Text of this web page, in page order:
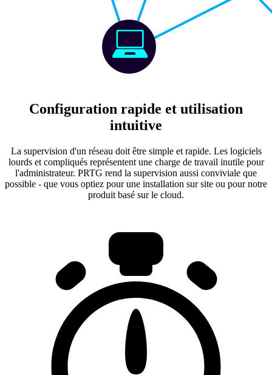
Configuration rapide et utilisation
intuitive
La supervision d'un réseau doit être simple et rapide. Les logiciels
lourds et compliqués représentent une charge de travail inutile pour
l'administrateur. PRTG rend la supervision aussi conviviale que
possible - que vous optiez pour une installation sur site ou pour notre
produit basé sur le cloud.